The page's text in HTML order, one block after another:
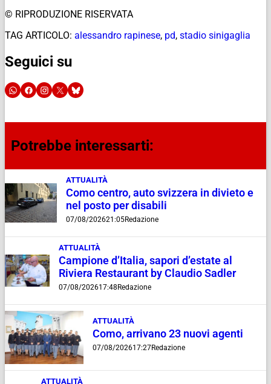
© RIPRODUZIONE RISERVATA
TAG ARTICOLO: alessandro rapinese, pd, stadio sinigaglia
Seguici su
Potrebbe interessarti:
ATTUALITÀ
Como centro, auto svizzera in divieto e
nel posto per disabili
07/08/202621:05Redazione
ATTUALITÀ
Campione d’Italia, sapori d’estate al
Riviera Restaurant by Claudio Sadler
07/08/202617:48 Redazione
ATTUALITÀ
Como, arrivano 23 nuovi agenti
07/08/202617:27Redazione
ATTUALITÀ